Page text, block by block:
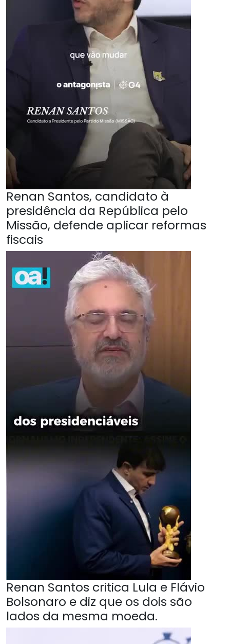
Renan Santos, candidato à
presidência da República pelo
Missão, defende aplicar reformas
fiscais
Renan Santos critica Lula e Flávio
Bolsonaro e diz que os dois são
lados da mesma moeda.